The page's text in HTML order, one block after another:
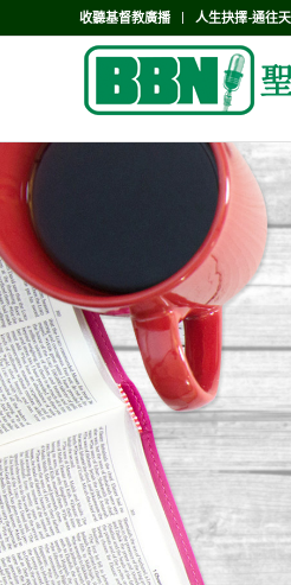
收聽基督教廣播 人生抉擇-通往